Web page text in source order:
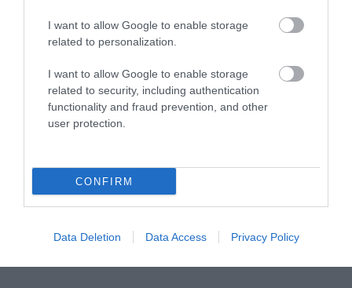
I want to allow Google to enable storage
related to personalization.
I want to allow Google to enable storage
related to security, including authentication
functionality and fraud prevention, and other
user protection.
CONFIRM
Data Deletion Data Access Privacy Policy
A közszolgáltatási területünkön lévő
további települések – Aldebrő, Demjén,
Egerszalók, Egerszólát, Felsőtárkány,
Kerecsend, Nagytálya, Noszvaj, Novaj,
Ostoros, Tófalu – tekintetében az időpontok
egyeztetése folyamatban van.
Valamint Eger további övezeteire vonatkozó
folyamatban van.